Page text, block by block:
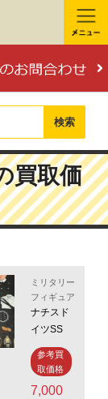
検索
買取価
ミリタリー
フィギュア
ナチスド
イツSS
参考買
取価格
7,000